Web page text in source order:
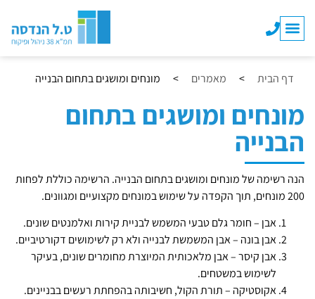
דף הבית > מאמרים > מונחים ומושגים בתחום הבנייה
מונחים ומושגים בתחום
הבנייה
הנה רשימה של מונחים ומושגים בתחום הבנייה. הרשימה כוללת לפחות
200 מונחים, תוך הקפדה על שימוש במונחים מקצועיים ומגוונים.
אבן – חומר גלם טבעי המשמש לבניית קירות ואלמנטים שונים.
אבן בונה – אבן המשמשת לבנייה ולא רק לשימושים דקורטיביים.
אבן קיסר – אבן מלאכותית המיוצרת מחומרים שונים, בעיקר
לשימוש במשטחים.
אקוסטיקה – תורת הקול, חשיבותה בהפחתת רעשים בבניינים.